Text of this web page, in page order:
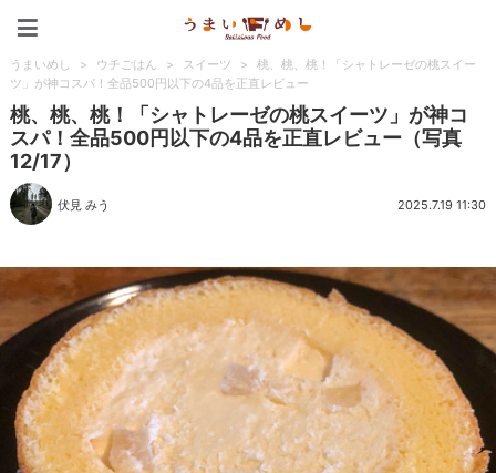
うまいめし > ウチごはん > スイーツ >
桃、桃、桃！「シャトレーゼの桃スイー
ツ」が神コスパ！全品500円以下の4品を正直レビュー
桃、桃、桃！「シャトレーゼの桃スイーツ」が神コ
スパ！全品500円以下の4品を正直レビュー（写真
12/17）
伏見 みう 2025.7.19 11:30